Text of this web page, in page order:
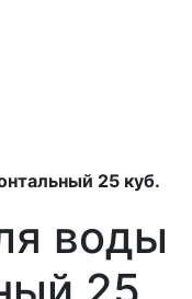
25 куб.
воды